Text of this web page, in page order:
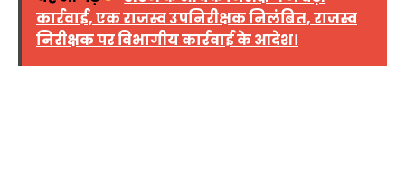
कार्रवाई, एक राजस्व उपनिरीक्षक निलंबित, राजस्व
निरीक्षक पर विभागीय कार्रवाई के आदेश।